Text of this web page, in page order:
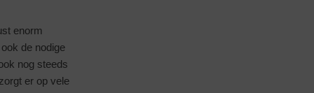
enorm
de nodige
nog steeds
er op vele